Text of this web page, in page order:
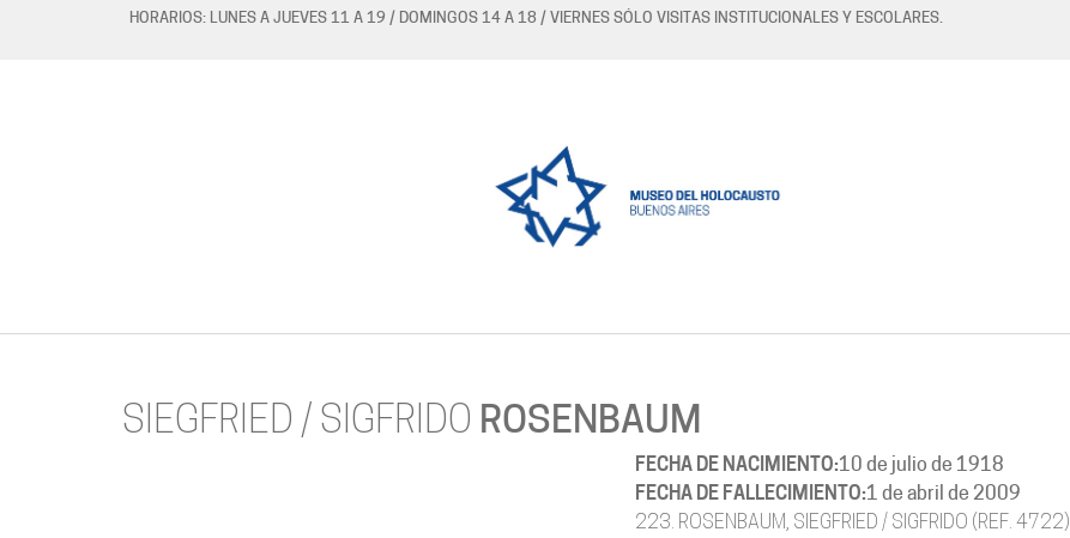
HORARIOS: LUNES A JUEVES 11 A 19 / DOMINGOS 14 A 18 / VIERNES SÓLO VISITAS INSTITUCIONALES Y ESCOLARES.
SIEGFRIED / SIGFRIDO ROSENBAUM
FECHA DE NACIMIENTO:10 de julio de 1918
FECHA DE FALLECIMIENTO:1 de abril de 2009
223. ROSENBAUM, SIEGFRIED / SIGFRIDO (REF. 4722)